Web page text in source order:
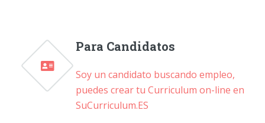
Para Candidatos
Soy un candidato buscando empleo,
puedes crear tu Curriculum on-line en
SuCurriculum.ES